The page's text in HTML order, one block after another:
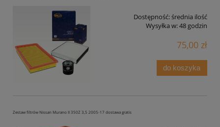
Dostępność:średnia ilość
Wysyłka w:48 godzin
75,00 zł
do koszyka
Zestaw filtrów Nissan Murano II 350Z 3,5 2005-17 dostawa gratis